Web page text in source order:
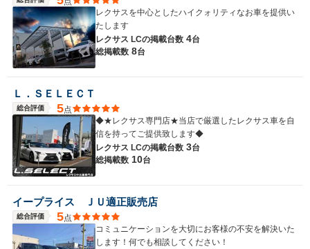
レクサスを中心としたハイクォリティなお車を提供い
たします
レクサス LCの掲載台数 4台
総掲載数 8台
Ｌ．ＳＥＬＥＣＴ
総合評価 5点
◆★レクサス専門店★当店で厳選したレクサス車を自
信を持ってご提供致します◆
レクサス LCの掲載台数 3台
総掲載数 10台
イープライス ＪＵ適正販売店
総合評価 5点
コミュニケーションを大切にお客様の不安を解決いた
します！何でも相談してください！